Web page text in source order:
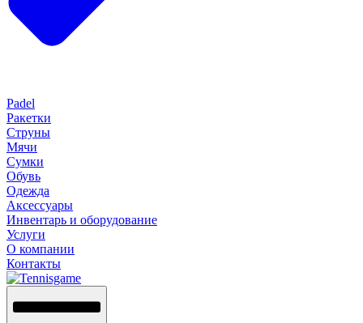
Padel
Ракетки
Струны
Мячи
Сумки
Обувь
Одежда
Аксессуары
Инвентарь и оборудование
Услуги
О компании
Контакты